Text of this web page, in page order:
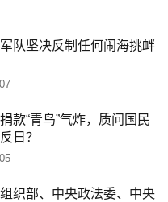
队坚决反制任何闹海挑衅
款“青鸟”气炸，质问国民
日？
织部、中央政法委、中央